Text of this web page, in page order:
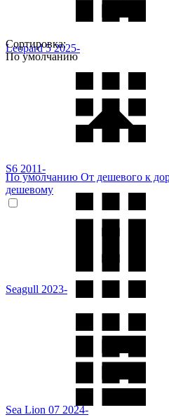
Leopard 5 2025-
S6 2011-
Seagull 2023-
Sea Lion 07 2024-
Сортировка:
По умолчанию
По умолчанию От дешевого к
дешевому